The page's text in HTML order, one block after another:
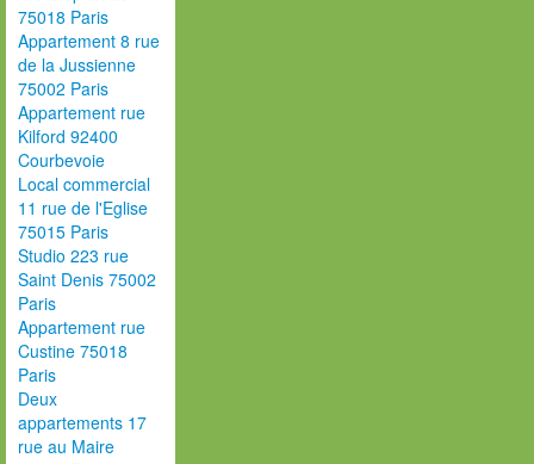
75018 Paris
Appartement 8 rue
de la Jussienne
75002 Paris
Appartement rue
Kilford 92400
Courbevoie
Local commercial
11 rue de l'Eglise
75015 Paris
Studio 223 rue
Saint Denis 75002
Paris
Appartement rue
Custine 75018
Paris
Deux
appartements 17
rue au Maire